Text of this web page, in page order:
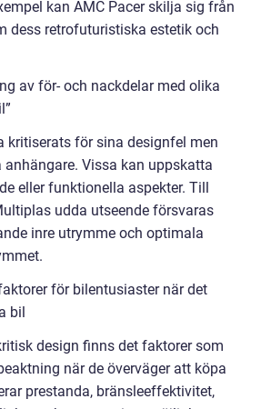
kan AMC Pacer skilja sig från
dess retrofuturistiska estetik och
av för- och nackdelar med olika
kritiserats för sina designfel men
Vissa kan uppskatta
eller funktionella aspekter. Till
udda utseende försvaras
inre utrymme och optimala
för bilentusiaster när det
bil
design finns det faktorer som
när de överväger att köpa
prestanda, bränsleeffektivitet,